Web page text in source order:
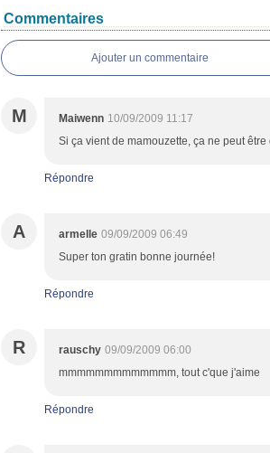
Commentaires
Ajouter un commentaire
M Maiwenn 10/09/2009 11:17
Si ça vient de mamouzette, ça ne peut être
Répondre
A armelle 09/09/2009 06:49
Super ton gratin bonne journée!
Répondre
R rauschy 09/09/2009 06:00
mmmmmmmmmmmmm, tout c'que j'aime
Répondre